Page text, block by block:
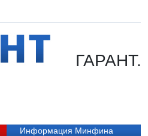
ГАРАНТ.
Информация Минфина